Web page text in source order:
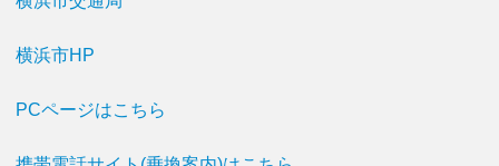
横浜市HP
PCページはこちら